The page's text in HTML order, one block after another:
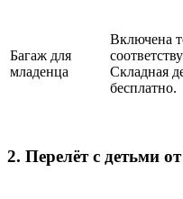
Багаж для
младенца
Включена
Складная
бесплатно.
2. Перелёт с детьми